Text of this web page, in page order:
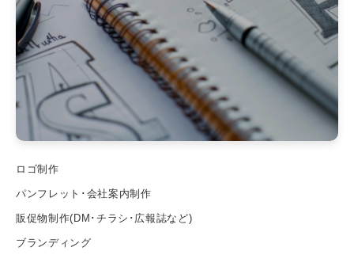
ロゴ制作
パンフレット･会社案内制作
販促物制作(DM･チラシ･広報誌など)
ブランディング